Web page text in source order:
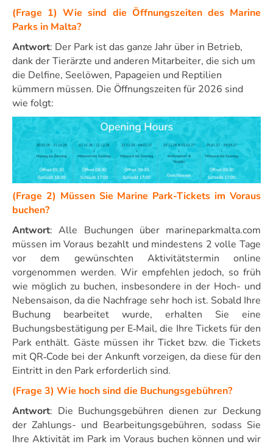
(Frage 1) Wie sind die Öffnungszeiten des Marine
Parks in Malta?
Antwort: Der Park ist das ganze Jahr über in Betrieb,
dank der Tierärzte und anderen Mitarbeiter, die sich um
die Delfine, Seelöwen, Papageien und Reptilien
kümmern müssen. Die Öffnungszeiten für 2026 sind
wie folgt:
(Frage 2) Müssen Sie Marine Park-Tickets im Voraus
buchen?
Antwort: Alle Buchungen über marineparkmalta.com
müssen im Voraus bezahlt und mindestens 2 volle Tage
vor dem gewünschten Aktivitätstermin online
vorgenommen werden. Wir empfehlen jedoch, so früh
wie möglich zu buchen, insbesondere in der Hoch- und
Nebensaison, da die Nachfrage sehr hoch ist. Sobald Ihre
Buchung bearbeitet wurde, erhalten Sie eine
Buchungsbestätigung per E‑Mail, die Ihre Tickets für den
Park enthält. Gäste müssen ihr Ticket bzw. die Tickets
mit QR‑Code bei der Ankunft vorzeigen, da diese für den
Eintritt in den Park erforderlich sind.
(Frage 3) Wie hoch sind die Buchungsgebühren?
Antwort: Die Buchungsgebühren dienen zur Deckung
der Zahlungs- und Bearbeitungsgebühren, sodass Sie
Ihre Aktivität im Park im Voraus buchen können und wir